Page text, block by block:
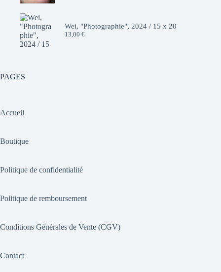
10,00 €.
7,00 €.
Wei, "Photographie", 2024 / 15 x 20
13,00 €
PAGES
Accueil
Boutique
Politique de confidentialité
Politique de remboursement
Conditions Générales de Vente (CGV)
Contact